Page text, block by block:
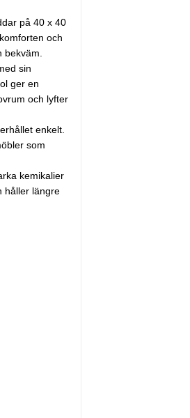
på 40 x 40
och
sin
ger en
och lyfter
enkelt.
som
kemikalier
håller längre